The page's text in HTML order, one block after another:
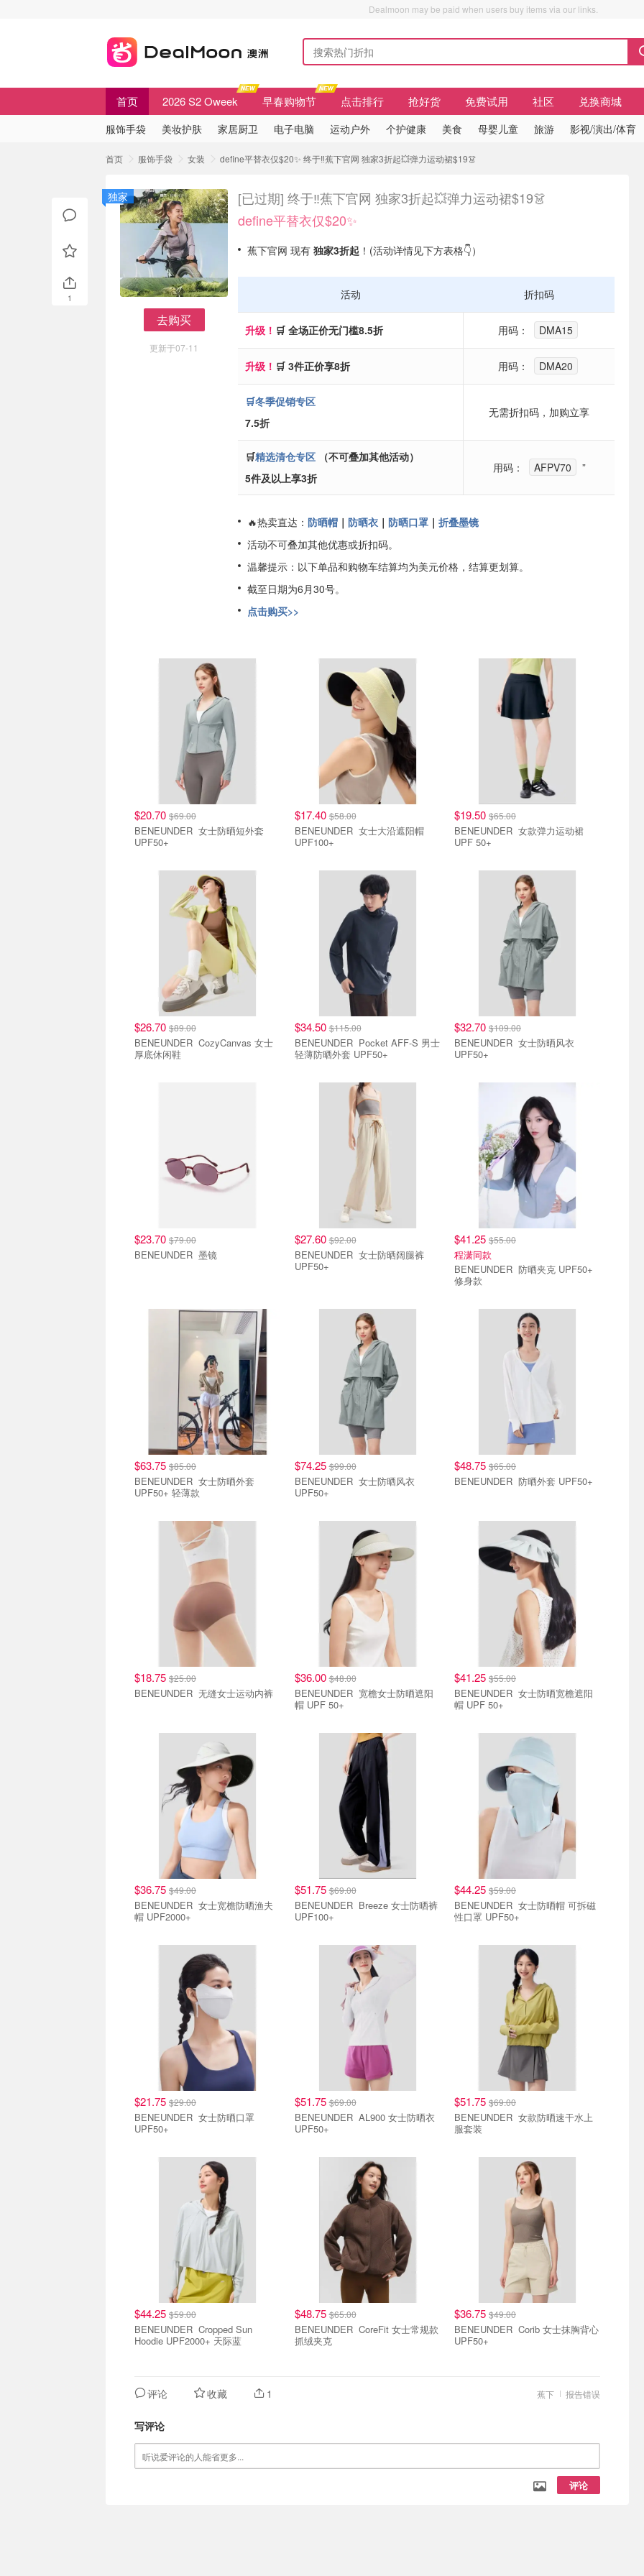
Dealmoon may be paid when users buy items via our links.
首页 2026 S2 Oweek 早春购物节 点击排行 抢好货 免费试用 社区 兑换商城
服饰手袋 美妆护肤 家居厨卫 电子电脑 运动户外 个护健康 美食 母婴儿童 旅游 影视/演出/体育
首页 服饰手袋 女装 define平替衣仅$20✨ 终于‼️蕉下官网 独家3折起💥弹力运动裙$19👗
去购买
更新于07-11
独家 [已过期] 终于‼️蕉下官网 独家3折起💥弹力运动裙$19👗
define平替衣仅$20✨
蕉下官网 现有 独家3折起 ！(活动详情见下方表格👇）
活动 折扣码
升级！ 🛒 全场正价无门槛8.5折 用码： DMA15
升级！ 🛒 3件正价享8折 用码： DMA20
🛒冬季促销专区
7.5折
无需折扣码，加购立享
🛒精选清仓专区 （不可叠加其他活动）
5件及以上享3折
用码： AFPV70 ”
🔥热卖直达： 防晒帽 ｜ 防晒衣 ｜ 防晒口罩 ｜ 折叠墨镜
活动不可叠加其他优惠或折扣码。
温馨提示：以下单品和购物车结算均为美元价格，结算更划算。
截至日期为6月30号。
点击购买>>
$20.70 $69.00
BENEUNDER 女士防晒短外套
UPF50+
$17.40$58.00
BENEUNDER 女士大沿遮阳帽
UPF100+
$19.50 $65.00
BENEUNDER 女款弹力运动裙
UPF 50+
$26.70 $89.00
BENEUNDER CozyCanvas 女士
厚底休闲鞋
$34.50$115.00
BENEUNDER Pocket AFF-S 男士
轻薄防晒外套 UPF50+
$32.70 $109.00
BENEUNDER 女士防晒风衣
UPF50+
$23.70 $79.00
BENEUNDER 墨镜
$27.60$92.00
BENEUNDER 女士防晒阔腿裤
UPF50+
$41.25 $55.00
程潇同款
BENEUNDER 防晒夹克 UPF50+
修身款
$63.75 $85.00
BENEUNDER 女士防晒外套
UPF50+ 轻薄款
$74.25$99.00
BENEUNDER 女士防晒风衣
UPF50+
$48.75 $65.00
BENEUNDER 防晒外套 UPF50+
直降7.5折
$18.75 $25.00
BENEUNDER 无缝女士运动内裤
$36.00$48.00
BENEUNDER 宽檐女士防晒遮阳
帽 UPF 50+
$41.25 $55.00
BENEUNDER 女士防晒宽檐遮阳
帽 UPF 50+
$36.75 $49.00
BENEUNDER 女士宽檐防晒渔夫
帽 UPF2000+
$51.75$69.00
BENEUNDER Breeze 女士防晒裤
UPF100+
$44.25 $59.00
BENEUNDER 女士防晒帽 可拆磁
性口罩 UPF50+
$21.75 $29.00
BENEUNDER 女士防晒口罩
UPF50+
$51.75$69.00
BENEUNDER AL900 女士防晒衣
UPF50+
$51.75 $69.00
BENEUNDER 女款防晒速干水上
服套装
$44.25 $59.00
BENEUNDER Cropped Sun
Hoodie UPF2000+ 天际蓝
$48.75$65.00
BENEUNDER CoreFit 女士常规款
抓绒夹克
$36.75 $49.00
BENEUNDER Corib 女士抹胸背心
UPF50+
报告错误
蕉下
评论 收藏 1
写评论
评论
1